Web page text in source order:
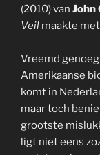
(2010) van John
Veil maakte
Vreemd
Amerikaanse
komt in
maar toch
grootste
ligt niet eens